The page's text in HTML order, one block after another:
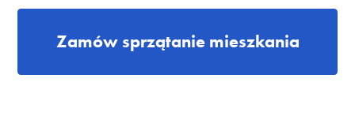
Zamów sprzątanie mieszkania